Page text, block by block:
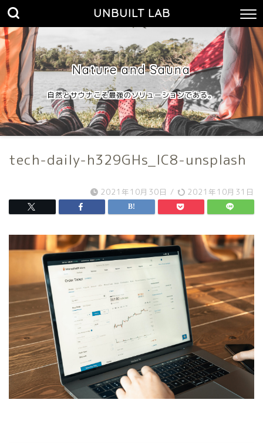
UNBUILT LAB
Nature and Sauna
自然とサウナこそ最強のソリューションである。
tech-daily-h329GHs_lC8-unsplash
2021年10月30日 / 2021年10月31日